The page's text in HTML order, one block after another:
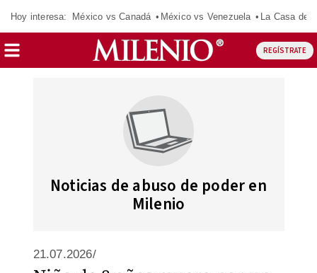
Hoy interesa: México vs Canadá México vs Venezuela La Casa de
REGÍSTRATE
Noticias de abuso de poder en
Milenio
21.07.2026/